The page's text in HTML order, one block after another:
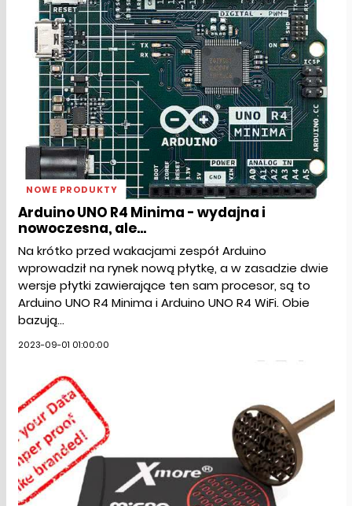
NOWE PRODUKTY
Arduino UNO R4 Minima - wydajna i
nowoczesna, ale...
Na krótko przed wakacjami zespół Arduino
wprowadził na rynek nową płytkę, a w zasadzie dwie
wersje płytki zawierające ten sam procesor, są to
Arduino UNO R4 Minima i Arduino UNO R4 WiFi. Obie
bazują...
2023-09-01 01:00:00